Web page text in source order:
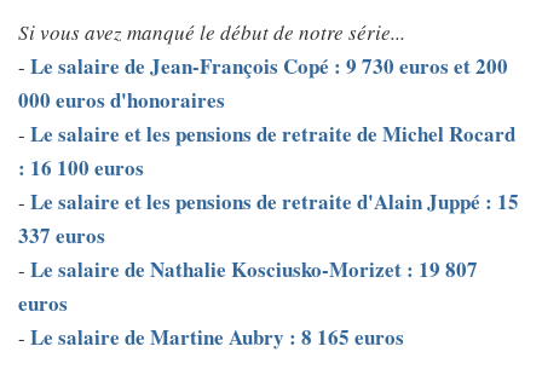
Si vous avez manqué le début de notre série...
- Le salaire de Jean-François Copé : 9 730 euros et 200
000 euros d'honoraires
- Le salaire et les pensions de retraite de Michel Rocard
: 16 100 euros
- Le salaire et les pensions de retraite d'Alain Juppé : 15
337 euros
- Le salaire de Nathalie Kosciusko-Morizet : 19 807
euros
- Le salaire de Martine Aubry : 8 165 euros